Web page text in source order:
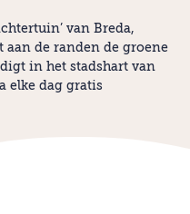
van Breda,
aan de randen de groene
in het stadshart van
elke dag gratis